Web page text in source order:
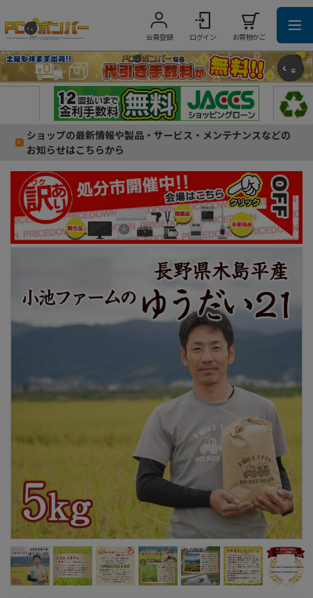
会員登録 ログイン お買物かご
ショップの最新情報や製品・サービス・メンテナンスなどの
お知らせはこちらから